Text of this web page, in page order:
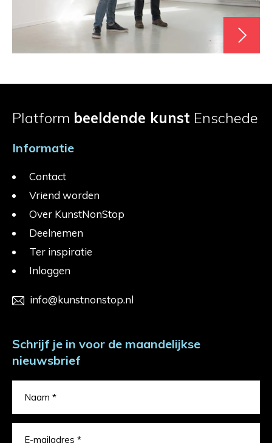
Platform beeldende kunst Enschede
Informatie
Contact
Vriend worden
Over KunstNonStop
Deelnemen
Ter inspiratie
Inloggen
info@kunstnonstop.nl
Schrijf je in voor de maandelijkse
nieuwsbrief